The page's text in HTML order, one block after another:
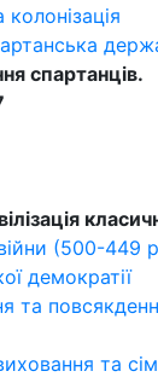
спартанців.
(500-449
демократії
та
та